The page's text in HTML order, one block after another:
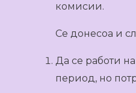
комисии.
Се донесоа и
Да се работи
период, но